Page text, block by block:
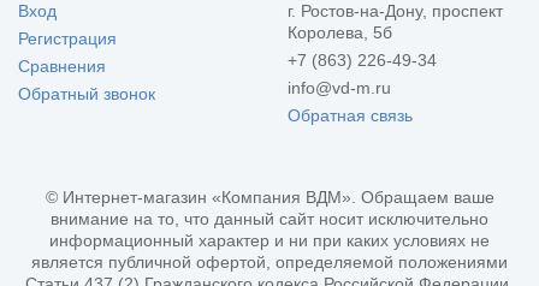
Вход
Регистрация
Сравнения
Обратный звонок
г. Ростов-на-Дону, проспект
Королева, 5б
+7 (863) 226-49-34
info@vd-m.ru
Обратная связь
© Интернет-магазин «Компания ВДМ». Обращаем ваше
внимание на то, что данный сайт носит исключительно
информационный характер и ни при каких условиях не
является публичной офертой, определяемой положениями